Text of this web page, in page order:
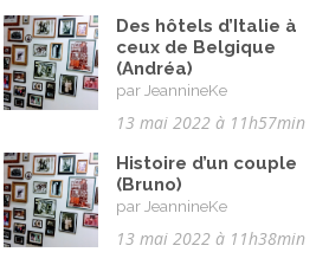
Des hôtels d’Italie à
ceux de Belgique
(Andréa)
par JeannineKe
13 mai 2022 à 11h57min
Histoire d’un couple
(Bruno)
par JeannineKe
13 mai 2022 à 11h38min